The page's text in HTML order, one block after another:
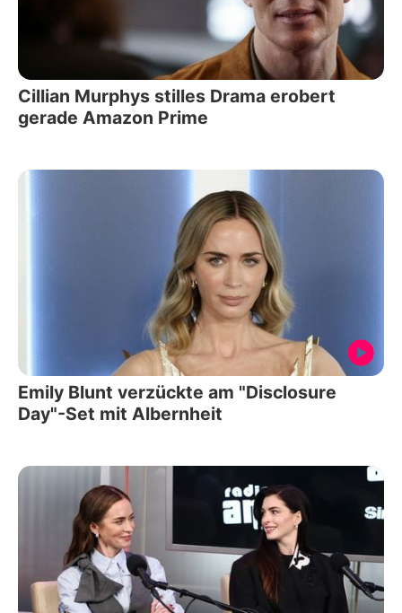
Cillian Murphys stilles Drama erobert
gerade Amazon Prime
Emily Blunt verzückte am "Disclosure
Day"-Set mit Albernheit